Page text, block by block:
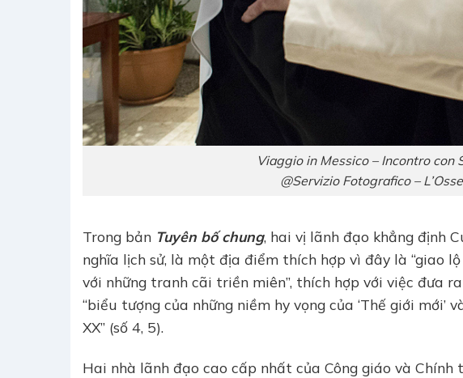
Viaggio in Messico – Incontro con
@Servizio Fotografico –
Trong bản Tuyên bố chung, hai vị lãnh đạo khẳng định
nghĩa lịch sử, là một địa điểm thích hợp vì đây là “giao lộ
với những tranh cãi triền miên”, thích hợp với việc đưa
“biểu tượng của những niềm hy vọng của ‘Thế giới
XX” (số 4, 5).
Hai nhà lãnh đạo cao cấp nhất của Công giáo và Chính